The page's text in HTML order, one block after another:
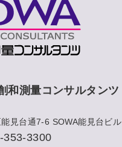
和測量コンサルタンツ
見台通7-6 SOWA能見台ビル
353-3300